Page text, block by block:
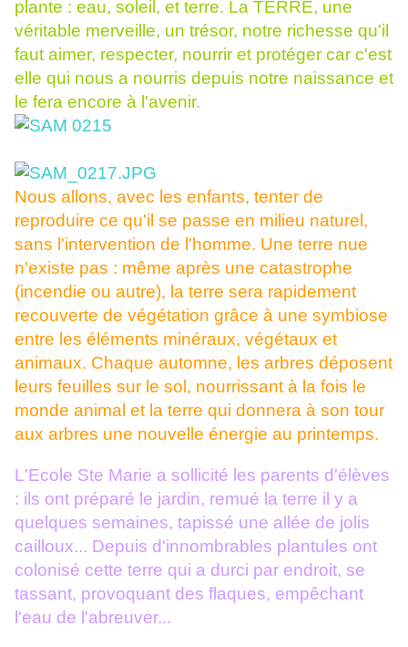
plante : eau, soleil, et terre. La TERRE, une
véritable merveille, un trésor, notre richesse qu'il
faut aimer, respecter, nourrir et protéger car c'est
elle qui nous a nourris depuis notre naissance et
le fera encore à l'avenir.
Nous allons, avec les enfants, tenter de
reproduire ce qu'il se passe en milieu naturel,
sans l'intervention de l'homme. Une terre nue
n'existe pas : même après une catastrophe
(incendie ou autre), la terre sera rapidement
recouverte de végétation grâce à une symbiose
entre les éléments minéraux, végétaux et
animaux. Chaque automne, les arbres déposent
leurs feuilles sur le sol, nourrissant à la fois le
monde animal et la terre qui donnera à son tour
aux arbres une nouvelle énergie au printemps.
L'Ecole Ste Marie a sollicité les parents d'élèves
: ils ont préparé le jardin, remué la terre il y a
quelques semaines, tapissé une allée de jolis
cailloux... Depuis d'innombrables plantules ont
colonisé cette terre qui a durci par endroit, se
tassant, provoquant des flaques, empêchant
l'eau de l'abreuver...